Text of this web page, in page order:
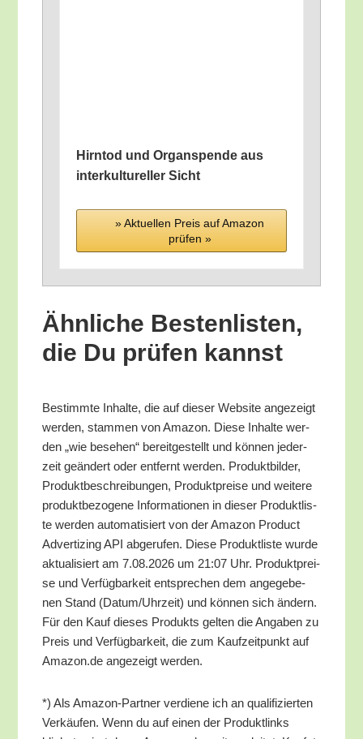
Hirn­tod und Organ­spen­de aus
inter­kul­tu­rel­ler Sicht
» Aktu­el­len Preis auf Ama­zon
prü­fen »
Ähn­li­che Bes­ten­lis­ten,
die Du prü­fen kannst
Bestimm­te Inhal­te, die auf die­ser Web­site ange­zeigt
wer­den, stam­men von Ama­zon. Die­se Inhal­te wer­
den „wie bese­hen“ bereit­ge­stellt und kön­nen jeder­
zeit geän­dert oder ent­fernt wer­den. Pro­dukt­bil­der,
Pro­dukt­be­schrei­bun­gen, Pro­dukt­prei­se und wei­te­re
pro­dukt­be­zo­ge­ne Infor­ma­tio­nen in die­ser Pro­dukt­lis­
te wer­den auto­ma­ti­siert von der Ama­zon Pro­duct
Adver­tiz­ing API abge­ru­fen. Die­se Pro­dukt­lis­te wur­de
aktua­li­siert am 7.08.2026 um 21:07 Uhr. Pro­dukt­prei­
se und Ver­füg­bar­keit ent­spre­chen dem ange­ge­be­
nen Stand (Datum/​Uhrzeit) und kön­nen sich ändern.
Für den Kauf die­ses Pro­dukts gel­ten die Anga­ben zu
Preis und Ver­füg­bar­keit, die zum Kauf­zeit­punkt auf
Amazon.de ange­zeigt werden.
*) Als Ama­zon-Part­ner ver­die­ne ich an qua­li­fi­zier­ten
Ver­käu­fen. Wenn du auf einen der Pro­dukt­links